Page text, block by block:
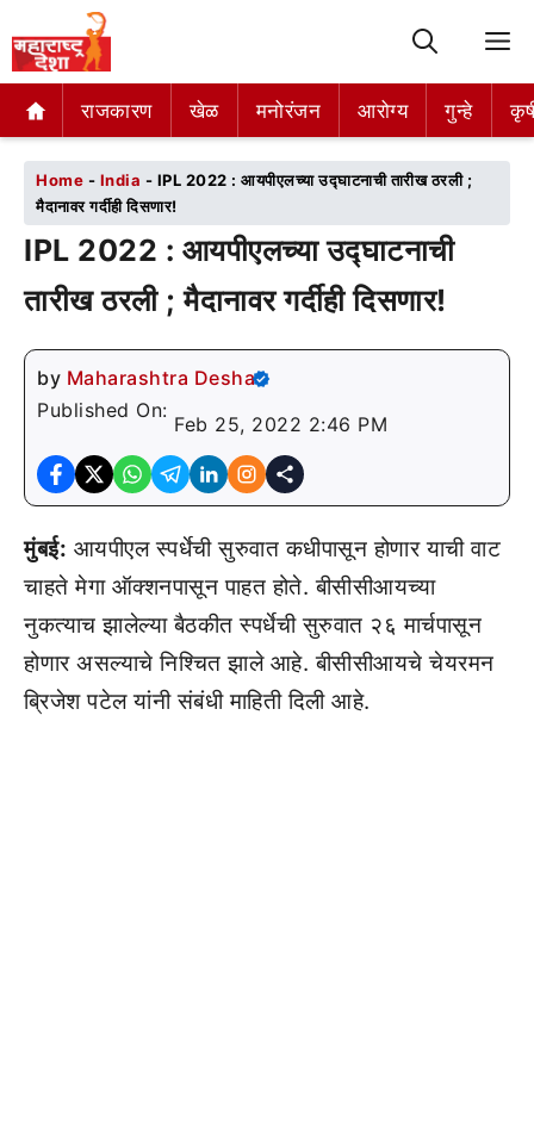
राजकारण खेळ मनोरंजन आरोग्य गुन्हे
राजकारण खेळ मनोरंजन आरोग्य गुन्हे
Home - India - IPL 2022 : आयपीएलच्या उद्घाटनाची तारीख ठरली ;
मैदानावर गर्दीही दिसणार!
IPL 2022 : आयपीएलच्या उद्घाटनाची
तारीख ठरली ; मैदानावर गर्दीही दिसणार!
by Maharashtra Desha
Published On:
Feb 25, 2022 2:46 PM
मुंबई: आयपीएल स्पर्धेची सुरुवात कधीपासून होणार याची वाट
चाहते मेगा ऑक्शनपासून पाहत होते. बीसीसीआयच्या
नुकत्याच झालेल्या बैठकीत स्पर्धेची सुरुवात २६ मार्चपासून
होणार असल्याचे निश्चित झाले आहे. बीसीसीआयचे चेयरमन
ब्रिजेश पटेल यांनी संबंधी माहिती दिली आहे.